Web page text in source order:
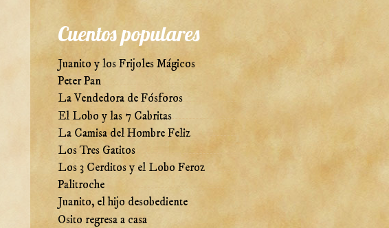
Cuentos populares
Juanito y los Frijoles Mágicos
Peter Pan
La Vendedora de Fósforos
El Lobo y las 7 Cabritas
La Camisa del Hombre Feliz
Los Tres Gatitos
Los 3 Cerditos y el Lobo Feroz
Palitroche
Juanito, el hijo desobediente
Osito regresa a casa